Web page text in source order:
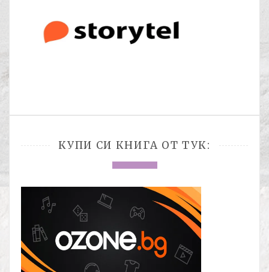
КУПИ СИ КНИГА ОТ ТУК: